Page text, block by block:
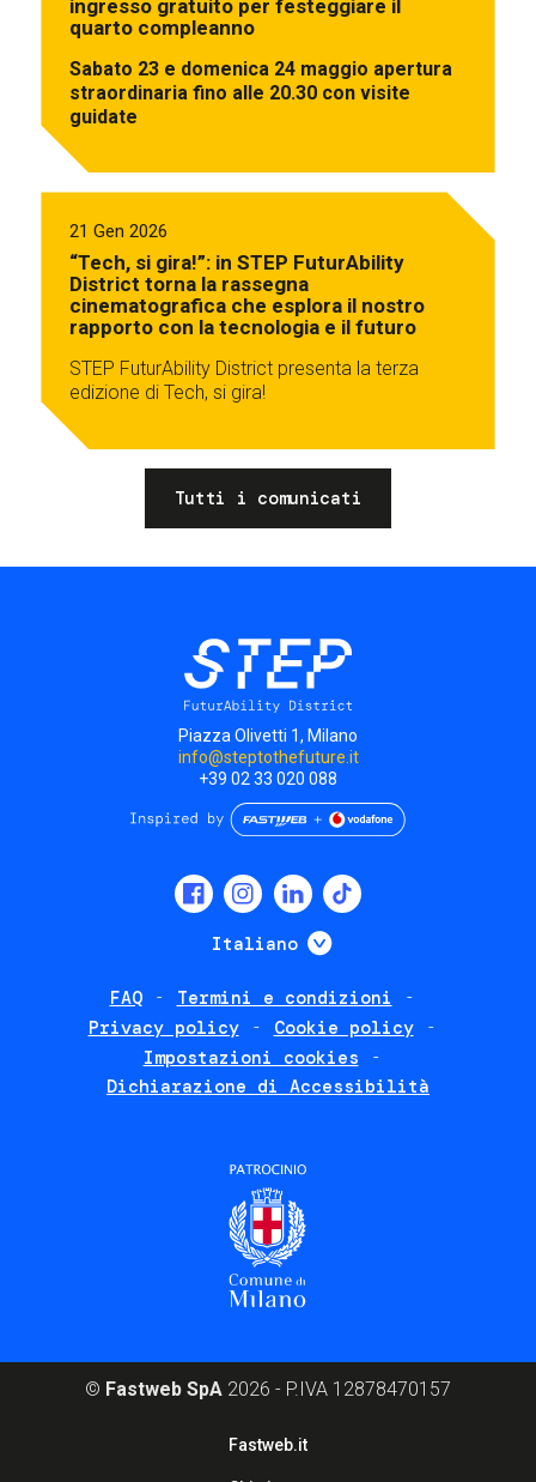
ingresso gratuito per festeggiare il
quarto compleanno
Sabato 23 e domenica 24 maggio apertura
straordinaria fino alle 20.30 con visite
guidate
21 Gen 2026
“Tech, si gira!”: in STEP FuturAbility
District torna la rassegna
cinematografica che esplora il nostro
rapporto con la tecnologia e il futuro
STEP FuturAbility District presenta la terza
edizione di Tech, si gira!
Tutti i comunicati
Piazza Olivetti 1, Milano
info@steptothefuture.it
+39 02 33 020 088
Italiano Mostra ulteriori
FAQ
Termini e condizioni
Privacy policy
Cookie policy
Impostazioni cookies
Dichiarazione di Accessibilità
© Fastweb SpA 2026 - P.IVA 12878470157
Fastweb.it